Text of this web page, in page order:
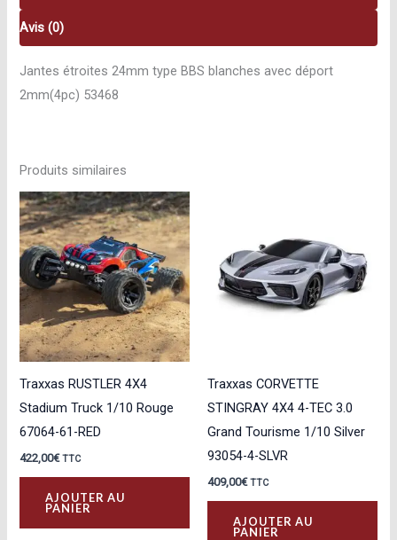
Avis (0)
Jantes étroites 24mm type BBS blanches avec déport
2mm(4pc) 53468
Produits similaires
Traxxas RUSTLER 4X4
Stadium Truck 1/10 Rouge
67064-61-RED
422,00€ TTC
AJOUTER AU
PANIER
Traxxas CORVETTE
STINGRAY 4X4 4-TEC 3.0
Grand Tourisme 1/10 Silver
93054-4-SLVR
409,00€ TTC
AJOUTER AU
PANIER